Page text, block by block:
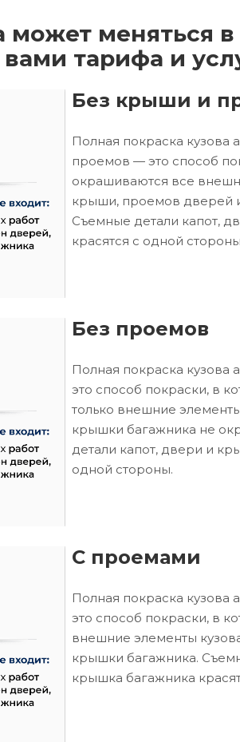
может меняться
тарифа и
Без крыши и
Полная покраска кузова
проемов — это способ
окрашиваются все
крыши, проемов дверей
Съемные детали капот,
красятся с одной
Без проемов
Полная покраска
это способ покраски, в
только внешние
крышки багажника не
детали капот, двери и
одной стороны.
С проемами
Полная покраска
это способ покраски, в
внешние элементы
крышки багажника.
крышка багажника